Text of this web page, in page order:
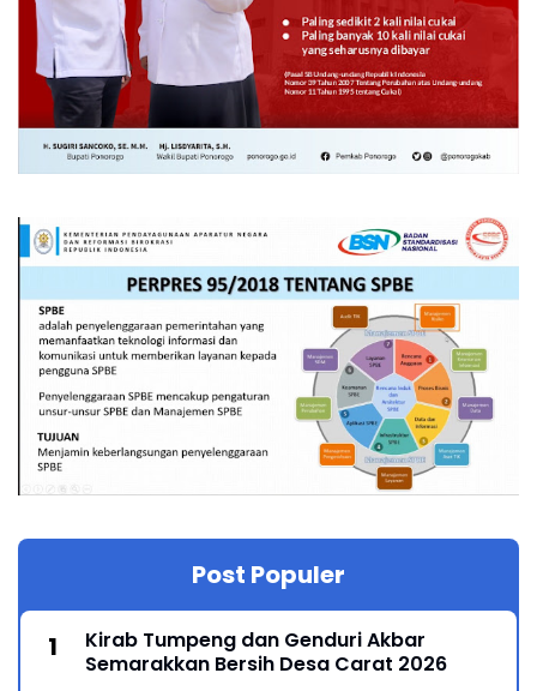
Post Populer
Kirab Tumpeng dan Genduri Akbar
Semarakkan Bersih Desa Carat 2026